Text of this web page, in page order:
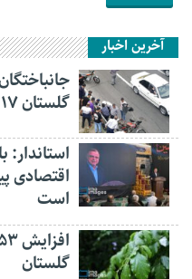
آخرین اخبار
گلستان ۱۷ درصد کاهش یافت
اقتصادی
است
گلستان